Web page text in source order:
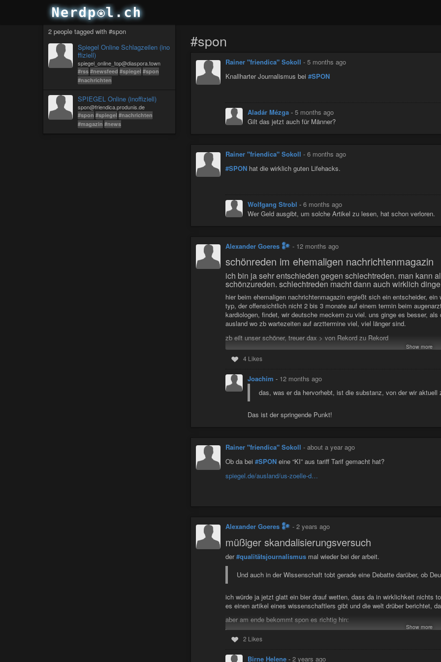
2 people tagged with #spon
Spiegel Online Schlagzeilen (ino
ffiziell)
spiegel_online_top@diaspora.town
#rss #newsfeed #spiegel #spon
#nachrichten
SPIEGEL Online (inoffiziell)
spon@friendica.produnis.de
#spon #spiegel #nachrichten
#magazin #news
#spon
Rainer "friendica" Sokoll - 5 months ago
Knallharter Journalismus bei #SPON
Aladár Mézga - 5 months ago
Gilt das jetzt auch für Männer?
Rainer "friendica" Sokoll - 6 months ago
#SPON hat die wirklich guten Lifehacks.
Wolfgang Strobl - 6 months ago
Wer Geld ausgibt, um solche Artikel zu lesen, hat schon verloren.
Alexander Goeres 𒀯 - 12 months ago
schönreden im ehemaligen nachrichtenmagazin
ich bin ja sehr entschieden gegen schlechtreden. man kann
schönzureden. schlechtreden macht dann auch wirklich
hier beim ehemaligen nachrichtenmagazin ergießt sich ein entscheider,
typ, der offensichtlich nicht 2 bis 3 monate auf einem termin beim
kardiologen, findet, wir deutsche meckern zu viel. uns ginge es besser,
ausland wo zb wartezeiten auf arzttermine viel, viel länger sind.
zb eilt unser schöner, treuer dax > von Rekord zu Rekord
, das muss man doch anerkennen, sagt jemand, der sicherlich etliches an
Die Deutsche Bahn ist unpünktlich, VW verlogen und Wirecard ein
schlimmer als ein paar regentropfen. nicht erwähnenswert. vermutlich
…
es ist auch kein wirkliches qualitätsmerkmal, wenn ein britischer journalist
Reformen sind in Arbeit, in Politik und Wirtschaft. Wenn wir endlich
anpacken würden
praktisch fritze merz live: das pack soll mehr arbeiten. und nicht so viel
meckern.
abgasuntersuchungen investiert hat, als darin, sich an zukünfige märkte
unterbrechung, alles drangesetzt zukunftstechnologien abzuwürgen und
gesellschaft stillzulegen. so ganz verhindern konnte sie es nicht, sie gibt
anpacken würden
ich kann anpacken, was ich will, nichts wird diese
Show more
4 Likes
Joachim - 12 months ago
das, was er da hervorhebt, ist die substanz, von der wir aktuell
Das ist der springende Punkt!
Rainer "friendica" Sokoll - about a year ago
Ob da bei #SPON eine “KI” aus tariff Tarif gemacht hat?
spiegel.de/ausland/us-zoelle-d…
Alexander Goeres 𒀯 - 2 years ago
müßiger skandalisierungsversuch
der#qualitätsjournalismus mal wieder bei der arbeit.
Und auch in der Wissenschaft tobt gerade eine Debatte darüber, ob
ich würde ja jetzt glatt ein bier drauf wetten, dass da in wirklichkeit nichts
es einen artikel eines wissenschaftlers gibt und die welt drüber berichtet,
aber am ende bekommt spon es richtig hin:
Am Ende ordnete Bundeskanzler Olaf Scholz (SPD) einen
Show more
2 Likes
Birne Helene - 2 years ago